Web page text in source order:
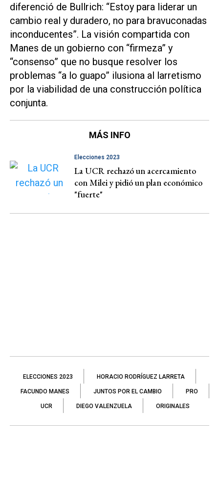
diferenció de Bullrich: “Estoy para liderar un
cambio real y duradero, no para bravuconadas
inconducentes”. La visión compartida con
Manes de un gobierno con “firmeza” y
“consenso” que no busque resolver los
problemas “a lo guapo” ilusiona al larretismo
por la viabilidad de una construcción política
conjunta.
MÁS INFO
Elecciones 2023
La UCR rechazó un acercamiento
con Milei y pidió un plan económico
"fuerte"
ELECCIONES 2023 HORACIO RODRÍGUEZ LARRETA
FACUNDO MANES JUNTOS POR EL CAMBIO PRO
UCR DIEGO VALENZUELA ORIGINALES